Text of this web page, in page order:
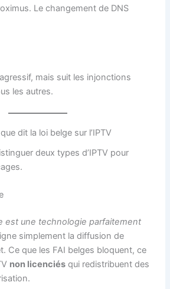
Le changement de DNS
mais suit les injonctions
les autres.
dit la loi belge sur l’IPTV
deux types d’IPTV pour
est une technologie parfaitement
simplement la diffusion de
Ce que les FAI belges bloquent, ce
non licenciés qui redistribuent des